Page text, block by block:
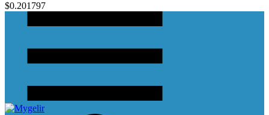
$0.201797